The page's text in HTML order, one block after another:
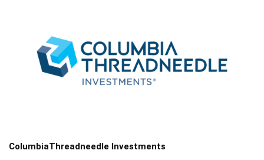
ColumbiaThreadneedle Investments